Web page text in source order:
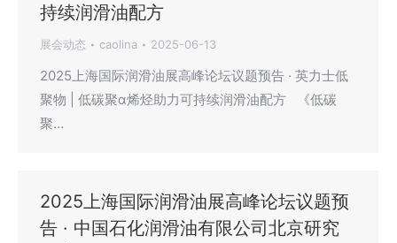
持续润滑油配方
展会动态 caolina 2025-06-13
2025上海国际润滑油展高峰论坛议题预告 · 英力士低
聚物 | 低碳聚α烯烃助力可持续润滑油配方 《低碳
聚…
2025上海国际润滑油展高峰论坛议题预
告 · 中国石化润滑油有限公司北京研究